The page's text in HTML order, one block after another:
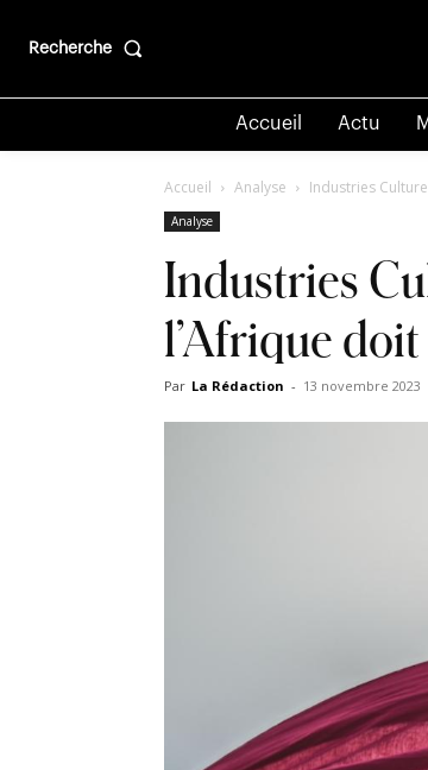
Recherche
Accueil Actu
Accueil Analyse Industries
Analyse
Industries
l’Afrique
Par La Rédaction - 13 novembre 2023